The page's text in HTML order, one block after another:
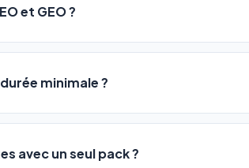
et GEO ?
sur les moteurs classiques :
loin : il fait en sorte que les IA
dans leurs réponses. Notre
minimale ?
résiliables à tout moment, directement
(09 73 89 23 94) ou via le support en
avec un seul pack ?